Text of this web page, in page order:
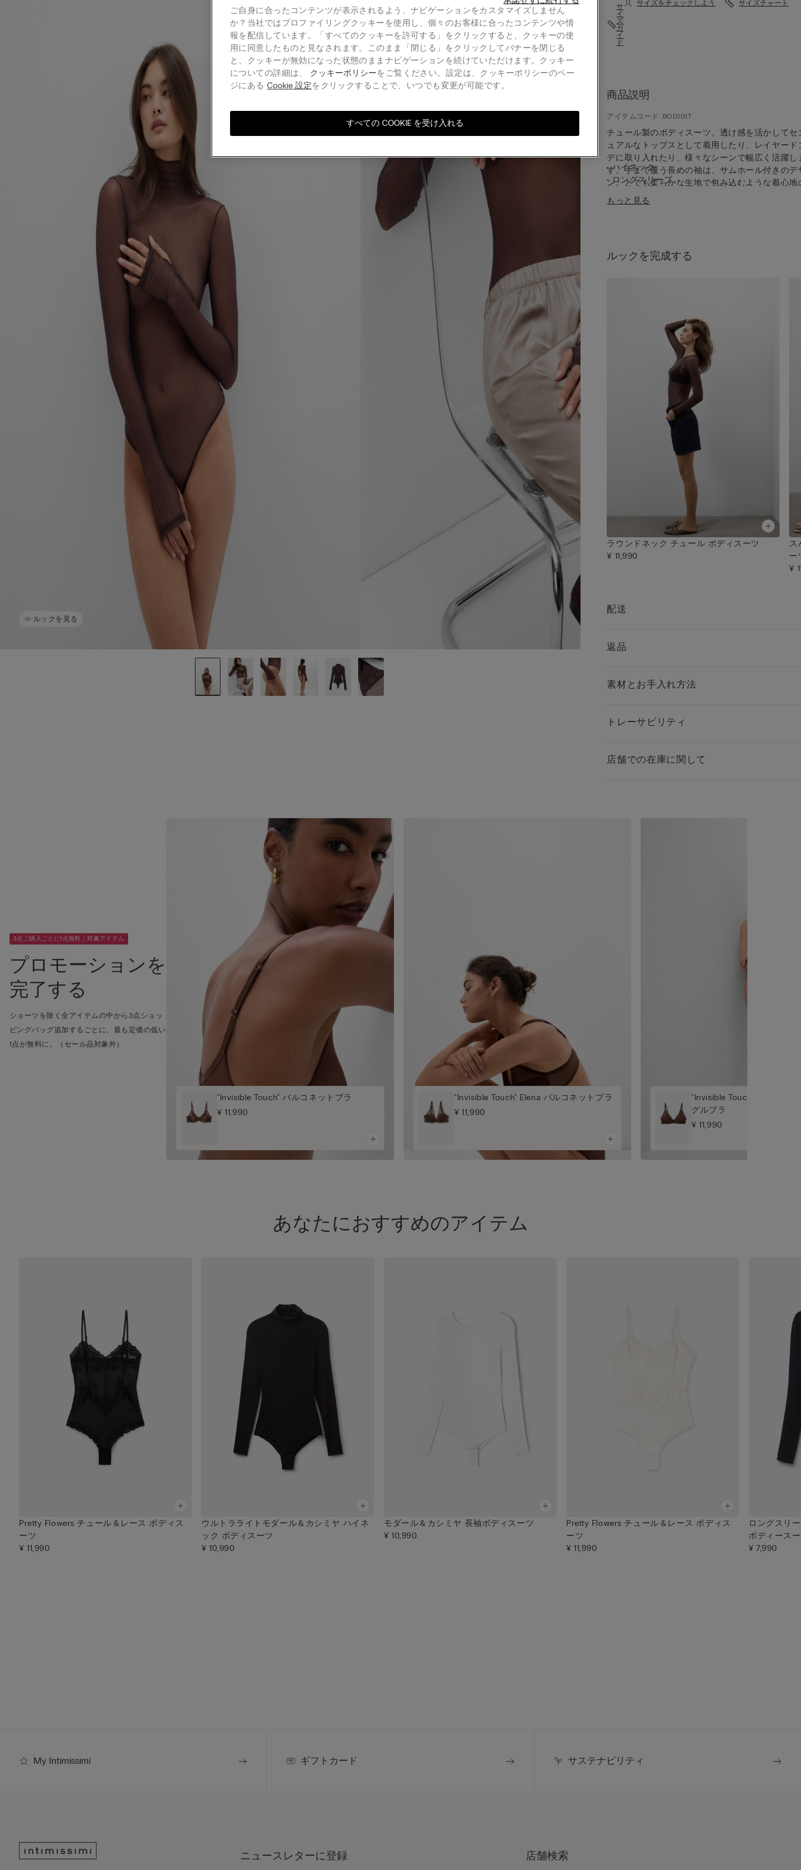
ルックを見る
サ
イ
ズ
ガ
イ
ド
サイズをチェックしよう サイズチャート
商品説明
アイテムコード: BOD101T
チュール製のボディスーツ。透け感を活かしてセ
ュアルなトップスとして着用したり、レイヤード
デに取り入れたり、様々なシーンで幅広く活躍し
す。手まで覆う長めの袖は、サムホール付きのデ
ン。とても柔らかな生地で包み込むような着心地
さも魅力です。
• ハイネック
• ロングスリーブ
• クロッチのライニングはコットン100%
もっと見る
ルックを完成する
ラウンドネック チュール ボディスーツ
¥ 11,990
ス
ー
¥
配送
返品
素材とお手入れ方法
トレーサビリティ
店舗での在庫に関して
3点ご購入ごとに1点無料｜対象アイテム
プロモーションを
完了する
ショーツを除く全アイテムの中から3点ショッ
ピングバッグ追加するごとに、最も定価の低い
1点が無料に。（セール品対象外）
"Invisible Touch" バルコネットブラ
¥ 11,990
"Invisible Touch" Elena バルコネットブラ
¥ 11,990
"Invisible Touch" パッド入
グルブラ
¥ 11,990
あなたにおすすめのアイテム
Pretty Flowers チュール＆レース ボディス
ーツ
¥ 11,990
ウルトラライトモダール＆カシミヤ ハイネ
ック ボディスーツ
¥ 10,990
モダール＆カシミヤ 長袖ボディスーツ
¥ 10,990
Pretty Flowers チュール＆レース ボディス
ーツ
¥ 11,990
ロングスリ
ボディース
¥ 7,990
My Intimissimi ギフトカード サステナビリティ
ニュースレターに登録 店舗検索
ご自身に合ったコンテンツが表示されるよう、ナビゲーションをカスタマイズしません
か？当社ではプロファイリングクッキーを使用し、個々のお客様に合ったコンテンツや情
報を配信しています。「すべてのクッキーを許可する」をクリックすると、クッキーの使
用に同意したものと見なされます。このまま「閉じる」をクリックしてバナーを閉じる
と、クッキーが無効になった状態のままナビゲーションを続けていただけます。クッキー
についての詳細は、 クッキーポリシーをご覧ください。設定は、クッキーポリシーのペー
ジにあるCookie 設定をクリックすることで、いつでも変更が可能です。
すべての COOKIE を受け入れる